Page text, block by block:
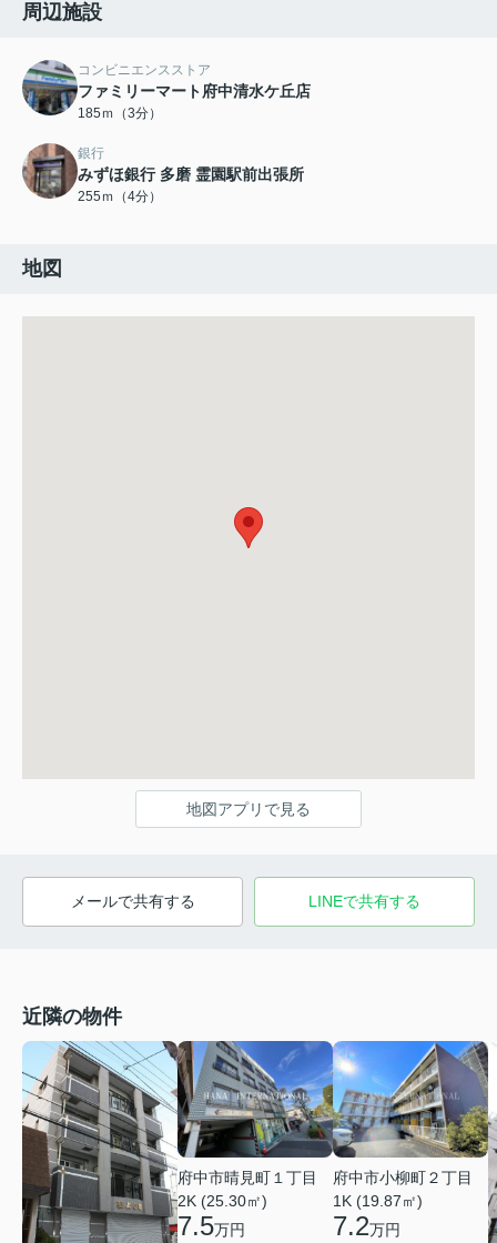
周辺施設
コンビニエンスストア
ファミリーマート府中清水ケ丘店
185ｍ（3分）
銀行
みずほ銀行 多磨 霊園駅前出張所
255ｍ（4分）
地図
地図アプリで見る
メールで共有する LINEで共有する
近隣の物件
府中市晴見町１丁目
2K (25.30㎡)
7.5万円
府中市小柳町２丁目
1K (19.87㎡)
7.2万円